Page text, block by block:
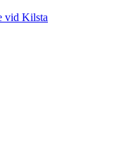
vid Kilsta